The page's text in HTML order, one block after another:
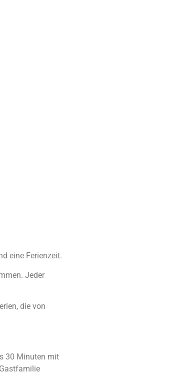
eine Ferienzeit.
Jeder
die von
30 Minuten mit